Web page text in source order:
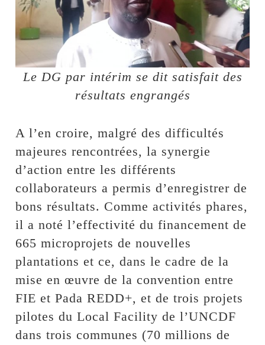
Le DG par intérim se dit satisfait des
résultats engrangés
A l’en croire, malgré des difficultés
majeures rencontrées, la synergie
d’action entre les différents
collaborateurs a permis d’enregistrer de
bons résultats. Comme activités phares,
il a noté l’effectivité du financement de
665 microprojets de nouvelles
plantations et ce, dans le cadre de la
mise en œuvre de la convention entre
FIE et Pada REDD+, et de trois projets
pilotes du Local Facility de l’UNCDF
dans trois communes (70 millions de